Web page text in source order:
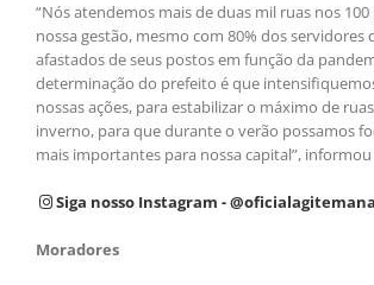
“Nós atendemos mais de duas mil ruas nos
nossa gestão, mesmo com 80% dos servidores
afastados de seus postos em função da
determinação do prefeito é que
nossas ações, para estabilizar o máximo de
inverno, para que durante o verão possamos
mais importantes para nossa capital”,
Siga nosso Instagram -
Moradores